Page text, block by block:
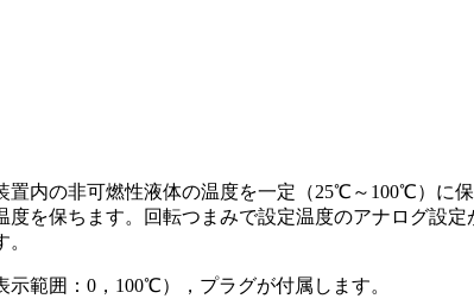
置内の非可燃性液体の温度を一定（25℃～100℃）に
を保ちます。回転つまみで設定温度のアナログ設
範囲：0，100℃），プラグが付属します。